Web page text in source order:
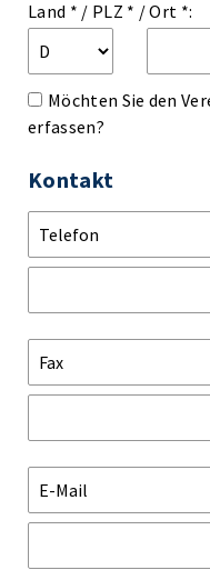
Land * / PLZ * /Ort *:
Möchten Sie den
erfassen?
Kontakt